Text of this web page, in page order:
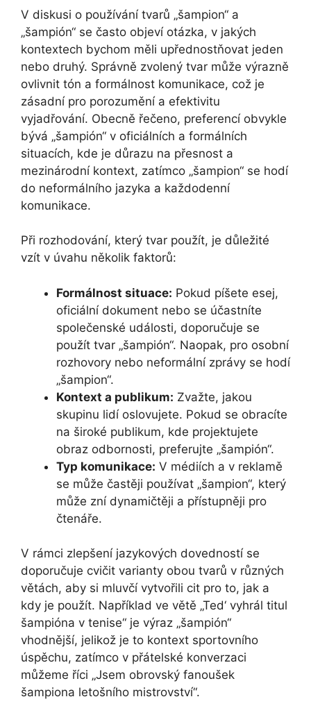
V diskusi o používání tvarů „šampion“ a
„šampión“ se často objeví otázka, v jakých
kontextech bychom měli upřednostňovat jeden
nebo druhý. Správně zvolený tvar může výrazně
ovlivnit tón a formálnost komunikace, což je
zásadní pro porozumění a efektivitu
vyjadřování. Obecně řečeno, preferencí obvykle
bývá „šampión“ v oficiálních a formálních
situacích, kde je důrazu na přesnost a
mezinárodní kontext, zatímco „šampion“ se hodí
do neformálního jazyka a každodenní
komunikace.
Při rozhodování, který tvar použít, je důležité
vzít v úvahu několik faktorů:
Formálnost situace: Pokud píšete esej,
oficiální dokument nebo se účastníte
společenské události, doporučuje se
použít tvar „šampión“. Naopak, pro osobní
rozhovory nebo neformální zprávy se hodí
„šampion“.
Kontext a publikum: Zvažte, jakou
skupinu lidí oslovujete. Pokud se obracíte
na široké publikum, kde projektujete
obraz odbornosti, preferujte „šampión“.
Typ komunikace: V médiích a v reklamě
se může častěji používat „šampion“, který
může zní dynamičtěji a přístupněji pro
čtenáře.
V rámci zlepšení jazykových dovedností se
doporučuje cvičit varianty obou tvarů v různých
větách, aby si mluvčí vytvořili cit pro to, jak a
kdy je použít. Například ve větě „Ted‘ vyhrál titul
šampióna v tenise“ je výraz „šampión“
vhodnější, jelikož je to kontext sportovního
úspěchu, zatímco v přátelské konverzaci
můžeme říci „Jsem obrovský fanoušek
šampiona letošního mistrovství“.